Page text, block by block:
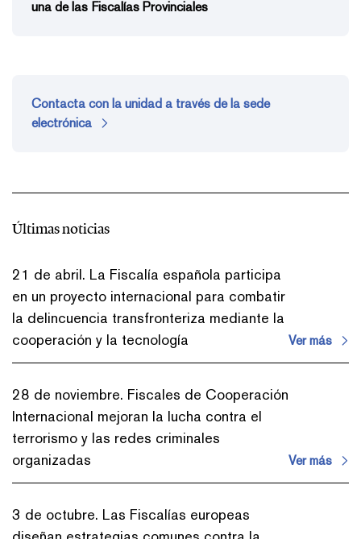
una de las Fiscalías Provinciales
Contacta con la unidad a través de la sede
electrónica
Últimas noticias
21 de abril. La Fiscalía española participa
en un proyecto internacional para combatir
la delincuencia transfronteriza mediante la
cooperación y la tecnología
Ver más
28 de noviembre. Fiscales de Cooperación
Internacional mejoran la lucha contra el
terrorismo y las redes criminales
organizadas
Ver más
3 de octubre. Las Fiscalías europeas